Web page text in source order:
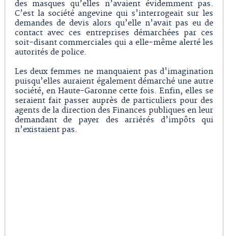
des masques qu’elles n’avaient évidemment pas.
C’est la société angevine qui s’interrogeait sur les
demandes de devis alors qu’elle n’avait pas eu de
contact avec ces entreprises démarchées par ces
soit-disant commerciales qui a elle-même alerté les
autorités de police.
Les deux femmes ne manquaient pas d'imagination
puisqu’elles auraient également démarché une autre
société, en Haute-Garonne cette fois. Enfin, elles se
seraient fait passer auprès de particuliers pour des
agents de la direction des Finances publiques en leur
demandant de payer des arriérés d’impôts qui
n’existaient pas.